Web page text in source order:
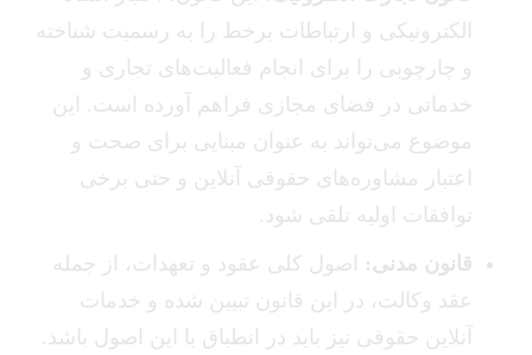
الکترونیکی و ارتباطات برخط را به رسمیت شناخته
و چارچوبی را برای انجام فعالیت‌های تجاری و
خدماتی در فضای مجازی فراهم آورده است. این
موضوع می‌تواند به عنوان مبنایی برای صحت و
اعتبار مشاوره‌های حقوقی آنلاین و حتی برخی
توافقات اولیه تلقی شود.
قانون مدنی: اصول کلی عقود و تعهدات، از جمله
عقد وکالت، در این قانون تبیین شده و خدمات
آنلاین حقوقی نیز باید در انطباق با این اصول باشد.